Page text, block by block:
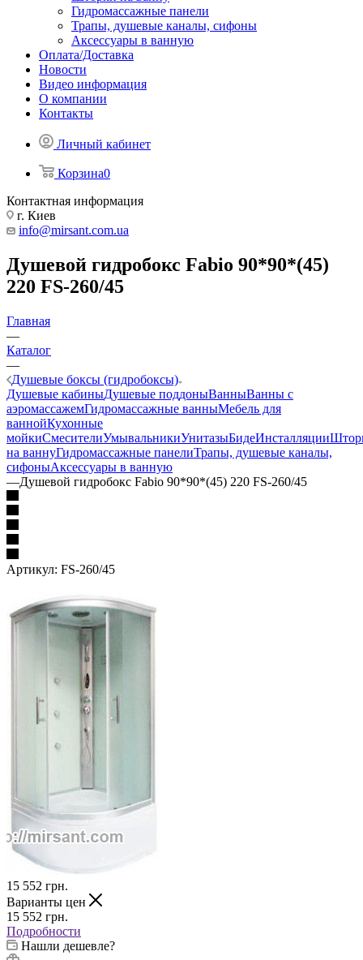
Гидромассажные панели
Трапы, душевые каналы, сифоны
Аксессуары в ванную
Оплата/Доставка
Новости
Видео информация
О компании
Контакты
Личный кабинет
Корзина0
Контактная информация
г. Киев
info@mirsant.com.ua
Душевой гидробокс Fabio 90*90*(45)
220 FS-260/45
Главная
—
Каталог
—
Душевые боксы (гидробоксы)
Душевые кабиныДушевые поддоныВанныВанны с
аэромассажемГидромассажные ванныМебель для
ваннойКухонные
мойкиСмесителиУмывальникиУнитазыБидеИнсталляции
на ваннуГидромассажные панелиТрапы, душевые каналы,
сифоныАксессуары в ванную
—Душевой гидробокс Fabio 90*90*(45) 220 FS-260/45
Артикул: FS-260/45
15 552 грн.
Варианты цен
15 552 грн.
Подробности
Нашли дешевле?